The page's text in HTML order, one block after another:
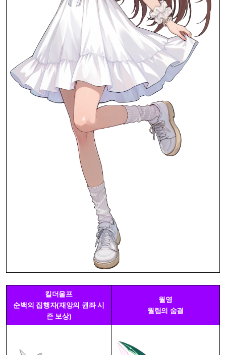
킬더울프
순백의 집행자(재앙의 권좌 시
즌 보상)
월영
월림의 숨결